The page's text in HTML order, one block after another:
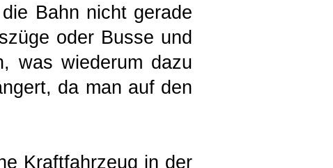
Bahn nicht gerade
oder Busse und
was wiederum dazu
da man auf den
Kraftfahrzeug in der